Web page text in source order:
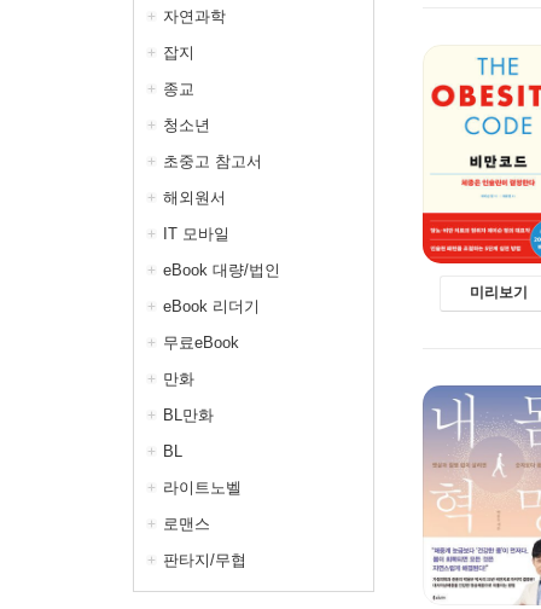
자연과학
잡지
종교
청소년
초중고 참고서
해외원서
IT 모바일
eBook 대량/법인
eBook 리더기
무료eBook
만화
BL만화
BL
라이트노벨
로맨스
판타지/무협
미리보기